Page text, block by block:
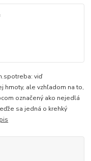
viď
hmoty, ale vzhľadom na to,
označený ako nejedlá
sa jedná o krehký